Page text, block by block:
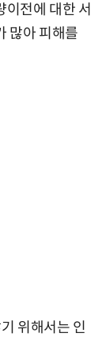
전에 대한 서
많아 피해를
위해서는 인